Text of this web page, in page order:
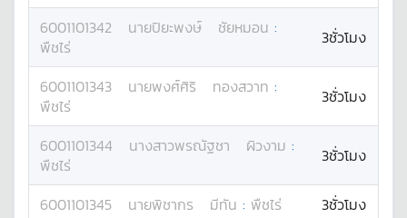
6001101342 นายปิยะพงษ์ ชัยหมอน :
พืชไร่
3ชั่วโมง
6001101343 นายพงศ์ศิริ ทองสวาท :
พืชไร่
3ชั่วโมง
6001101344 นางสาวพรณัฐชา ผิวงาม :
พืชไร่
3ชั่วโมง
6001101345 นายพิชากร มีทัน : พืชไร่
3ชั่วโมง